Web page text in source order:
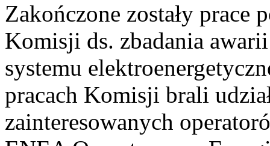
Zakończone zostały prace
Komisji ds. zbadania
systemu
pracach Komisji brali
zainteresowanych